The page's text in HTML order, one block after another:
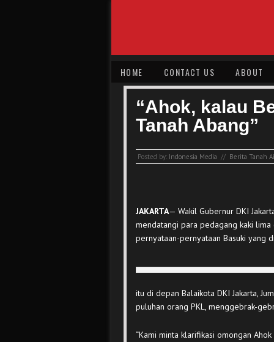
HOME CONTACT US ABOUT
“Ahok, kalau
Tanah Abang”
Posted by: Indonesia Media // Berita Tanah
JAKARTA— Wakil Gubernur DKI
mendatangi para pedagang kaki lima
pernyataan-pernyataan Basuki yang
itu di depan Balaikota DKI Jakarta,
puluhan orang PKL, menggebrak-
“Kami minta klarifikasi omongan